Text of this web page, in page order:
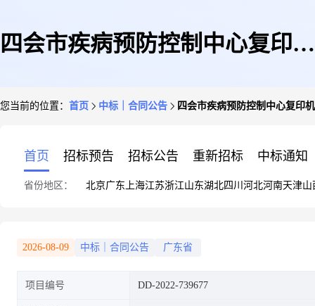
四会市疾病预防控制中心复印机
您当前的位置： 首页 中标｜合同公告 四会市疾病预防控制中心复印
首页 招标预告 招标公告 重新招标 中标通知
省份地区： 北京广东 上海江苏浙江山东湖北四川 河北河南天津山
2026-08-09 中标｜合同公告 广东省
项目编号 DD-2022-739677